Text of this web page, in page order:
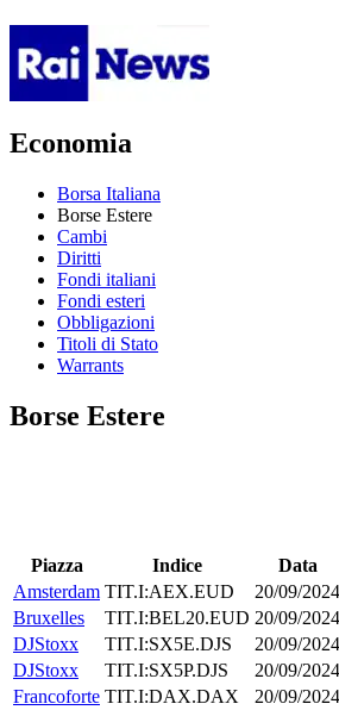
Economia
Borsa Italiana
Borse Estere
Cambi
Diritti
Fondi italiani
Fondi esteri
Obbligazioni
Titoli di Stato
Warrants
Borse Estere
Piazza Indice Data
Amsterdam TIT.I:AEX.EUD 20/09/2024
Bruxelles
TIT.I:BEL20.EUD 20/09/2024
DJStoxx
TIT.I:SX5E.DJS 20/09/2024
DJStoxx
TIT.I:SX5P.DJS 20/09/2024
Francoforte TIT.I:DAX.DAX 20/09/2024